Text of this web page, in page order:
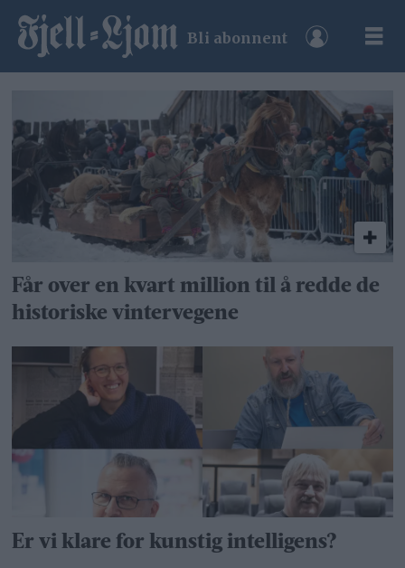
Bli abonnent
rørosmartnan
Får over en kvart million til å redde de
historiske vintervegene
Er vi klare for kunstig intelligens?